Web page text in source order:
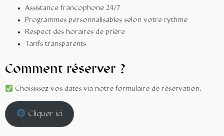
Assistance francophone 24/7
Programmes personnalisables selon votre rythme
Respect des horaires de prière
Tarifs transparents
Comment réserver ?
Choisissez vos dates via notre formulaire de réservation.
Cliquer ici